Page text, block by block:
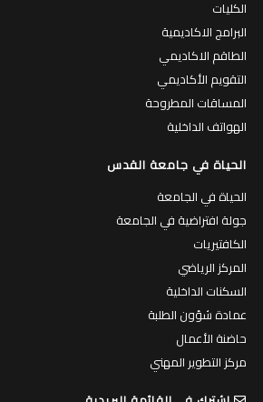
الكليات
البرامج الاكاديمية
الطاقم الاكاديمي
التقويم الأكاديمي
المساقات المطروحة
الهواتف الداخلية
الحياة في جامعة القدس
الحياة في الجامعة
جولة افتراضية في الجامعة
الكافتيريات
المركز الرياضي
السكنات الداخلية
عمادة شؤون الطلبة
حاضنة الأعمال
مركز التطوير المهني